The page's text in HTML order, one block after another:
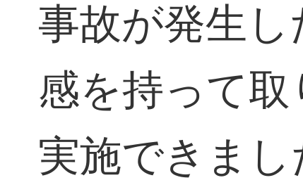
事故が発生
感を持って
実施できまし